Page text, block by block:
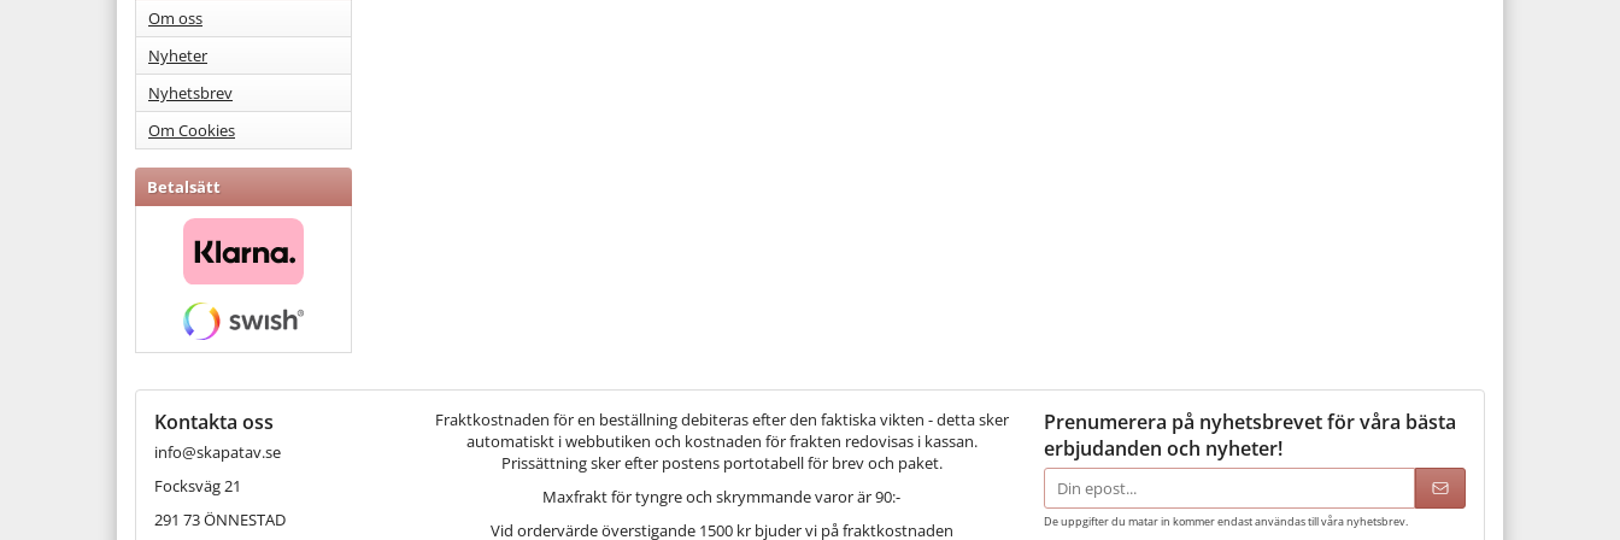
Om oss
Nyheter
Nyhetsbrev
Om Cookies
Betalsätt
Kontakta oss
info@skapatav.se
Focksväg 21
291 73 ÖNNESTAD
Fraktkostnaden för en beställning debiteras efter den faktiska vikten - detta sker
automatiskt i webbutiken och kostnaden för frakten redovisas i kassan.
Prissättning sker efter postens portotabell för brev och paket.
Maxfrakt för tyngre och skrymmande varor är 90:-
Vid ordervärde överstigande 1500 kr bjuder vi på fraktkostnaden
Prenumerera på nyhetsbrevet för våra bästa
erbjudanden och nyheter!
E-
postadress
De uppgifter du matar in kommer endast användas till våra nyhetsbrev.